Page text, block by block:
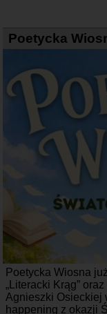
Poetycka
Poetycka Wiosna
„Literacki Krąg”
Agnieszki Osieckiej
happening z okazji